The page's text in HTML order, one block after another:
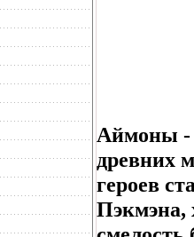
Аймоны -
древних
героев
Пэкмэна,